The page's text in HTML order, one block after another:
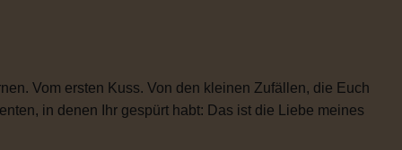
Vom ersten Kuss. Von den kleinen Zufällen, die Euch
in denen Ihr gespürt habt: Das ist die Liebe meines